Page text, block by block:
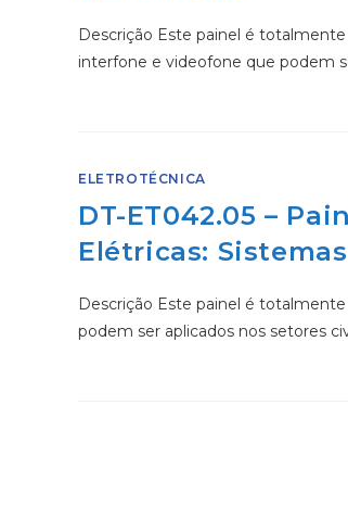
Descrição Este painel é
interfone e videofone que podem
ELETROTÉCNICA
DT-ET042.05 –
Elétricas:
Descrição Este painel é
podem ser aplicados nos setores